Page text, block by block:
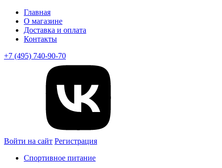
Главная
О магазине
Доставка и оплата
Контакты
+7 (495) 740-90-70
Войти на сайт Регистрация
Спортивное питание